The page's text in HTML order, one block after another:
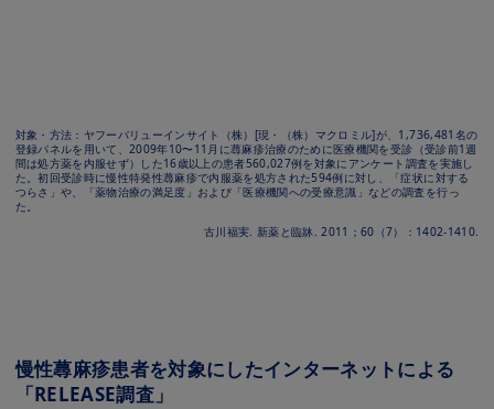
対象・⽅法：ヤフーバリューインサイト（株）[現・（株）マクロミル]が、1,736,481名の
登録パネルを⽤いて、2009年10〜11⽉に蕁⿇疹治療のために医療機関を受診（受診前1週
間は処⽅薬を内服せず）した16歳以上の患者560,027例を対象にアンケート調査を実施し
た。初回受診時に慢性特発性蕁⿇疹で内服薬を処⽅された594例に対し、「症状に対する
つらさ」や、「薬物治療の満⾜度」および「医療機関への受療意識」などの調査を⾏っ
た。
古川福実. 新薬と臨牀. 2011；60（7）：1402-1410.
慢性蕁⿇疹患者を対象にしたインターネットによる
「RELEASE調査」